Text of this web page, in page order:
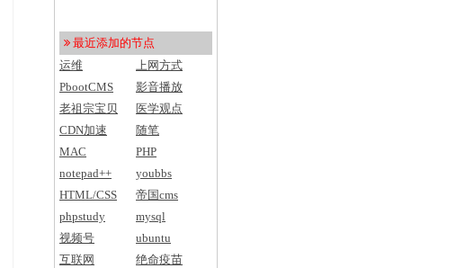
最近添加的节点
运维
PbootCMS
老祖宗宝贝
CDN加速
MAC
notepad++
HTML/CSS
phpstudy
视频号
互联网
上网方式
影音播放
医学观点
随笔
PHP
youbbs
帝国cms
mysql
ubuntu
绝命疫苗